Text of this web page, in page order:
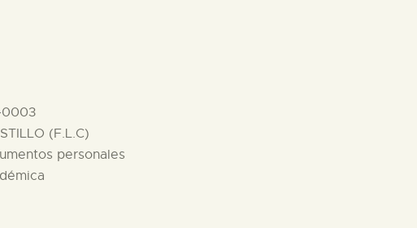
0003
(F.L.C)
personales